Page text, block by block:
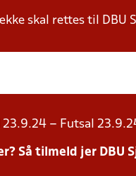
skal rettes til DBU
– Futsal
Så tilmeld jer